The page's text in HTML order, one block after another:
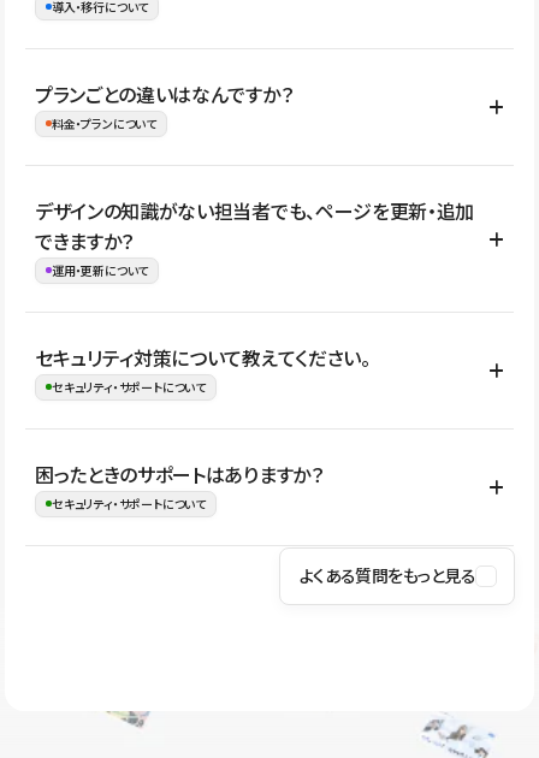
イト全体のデザインや設定がそのまま移行されるわけではないた
め、移行後にページ構成やデザイン、CMS設計、URL・リダイレク
導入・移行について
はい。アクセス規模が大きいサイトや、複数部門での運用、権限管
理、セキュリティ確認、既存システムとの連携など、個別の要件が
ない段階でも、お問い合わせください。
お問合せはこちら
プランごとの違いはなんですか？
料金・プランについて
公開ページ数、バージョン履歴の期間、CMS利用数の上限、権限
管理の有無などがプランごとに異なります。詳しくは料金プランペ
ージをご覧ください。
デザインの知識がない担当者でも、ページを更新・追加
できますか？
運用・更新について
はい。CMSやコンポーネントを活用して更新範囲を設計しておく
ことで、デザインを崩しにくい状態で運用できます。 さらにコン
ながらレイアウトに影響を与えずに更新作業を進めやすくなりま
す。
セキュリティ対策について教えてください。
セキュリティ・サポートについて
Studioでは、公開サイトやサービスを安全に利用できるよう、通信
の暗号化、データ保護、アクセス管理、脆弱性対策など、複数の観
はSSL/TLSによる通信暗号化に対応しており、悪質なスクリプトの
困ったときのサポートはありますか？
セキュリティ・サポートについて
操作方法や機能については、ヘルプセンターでご確認いただけま
ユーザー同士で質問・相談できるコミュニティもご利用ください。
よくある質問をもっと見る